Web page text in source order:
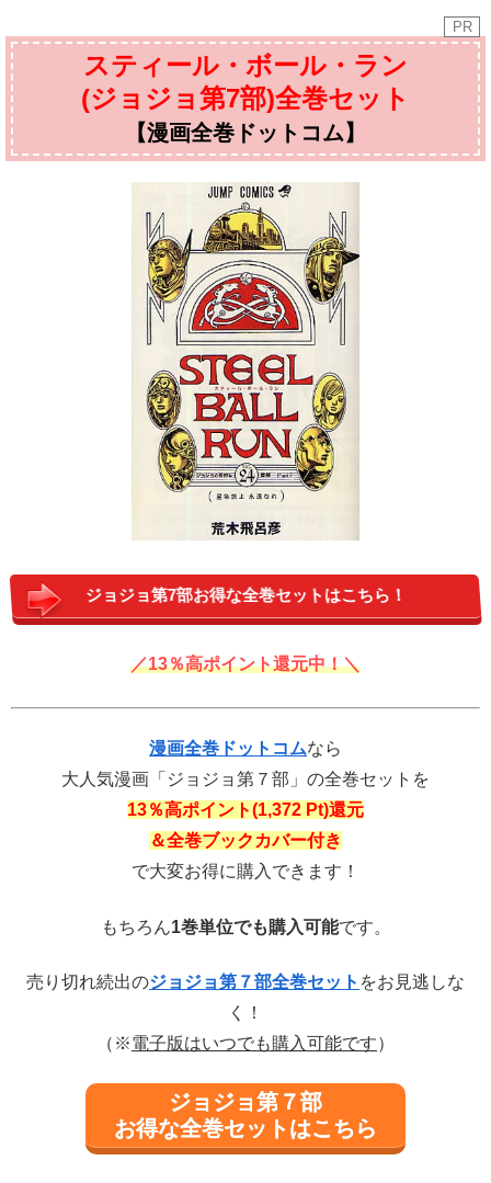
PR
スティール・ボール・ラン
(ジョジョ第7部)全巻セット
【漫画全巻ドットコム】
ジョジョ第7部お得な全巻セットはこちら！
／13％高ポイント還元中！＼
漫画全巻ドットコムなら
大人気漫画「ジョジョ第７部」の全巻セットを
13％高ポイント(1,372 Pt)還元
＆全巻ブックカバー付き
で大変お得に購入できます！
もちろん1巻単位でも購入可能です。
売り切れ続出のジョジョ第７部全巻セット をお見逃しな
く！
（※電子版はいつでも購入可能です）
ジョジョ第７部
お得な全巻セットはこちら